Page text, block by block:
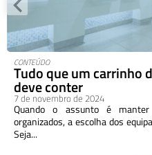
CONTEÚDO
Tudo que um carrinho
deve conter
7 de novembro de 2024
Quando o assunto é
organizados, a escolha dos
Seja...